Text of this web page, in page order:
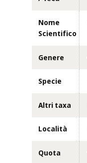
Nome
Scientifico
Genere
Specie
Altri taxa
Località
Quota